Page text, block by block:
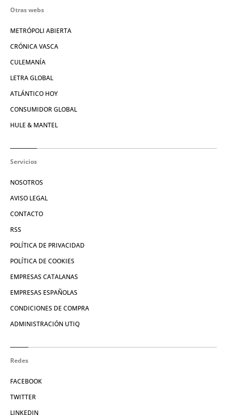
Otras webs
METRÓPOLI ABIERTA
CRÓNICA VASCA
CULEMANÍA
LETRA GLOBAL
ATLÁNTICO HOY
CONSUMIDOR GLOBAL
HULE & MANTEL
Servicios
NOSOTROS
AVISO LEGAL
CONTACTO
RSS
POLÍTICA DE PRIVACIDAD
POLÍTICA DE COOKIES
EMPRESAS CATALANAS
EMPRESAS ESPAÑOLAS
CONDICIONES DE COMPRA
ADMINISTRACIÓN UTIQ
Redes
FACEBOOK
TWITTER
LINKEDIN